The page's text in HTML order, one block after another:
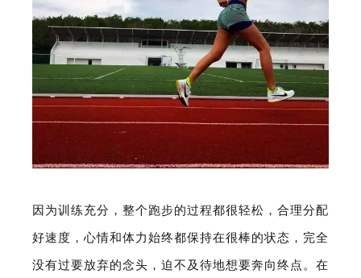
因为训练充分，整个跑步的过程都很轻松，合理分配
好速度，心情和体力始终都保持在很棒的状态，完全
没有过要放弃的念头，迫不及待地想要奔向终点。在